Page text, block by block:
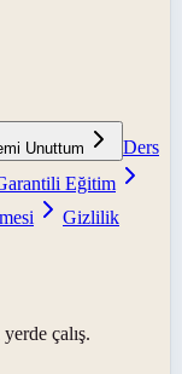
Unuttum
Ders
Eğitim
Gizlilik
çalış.